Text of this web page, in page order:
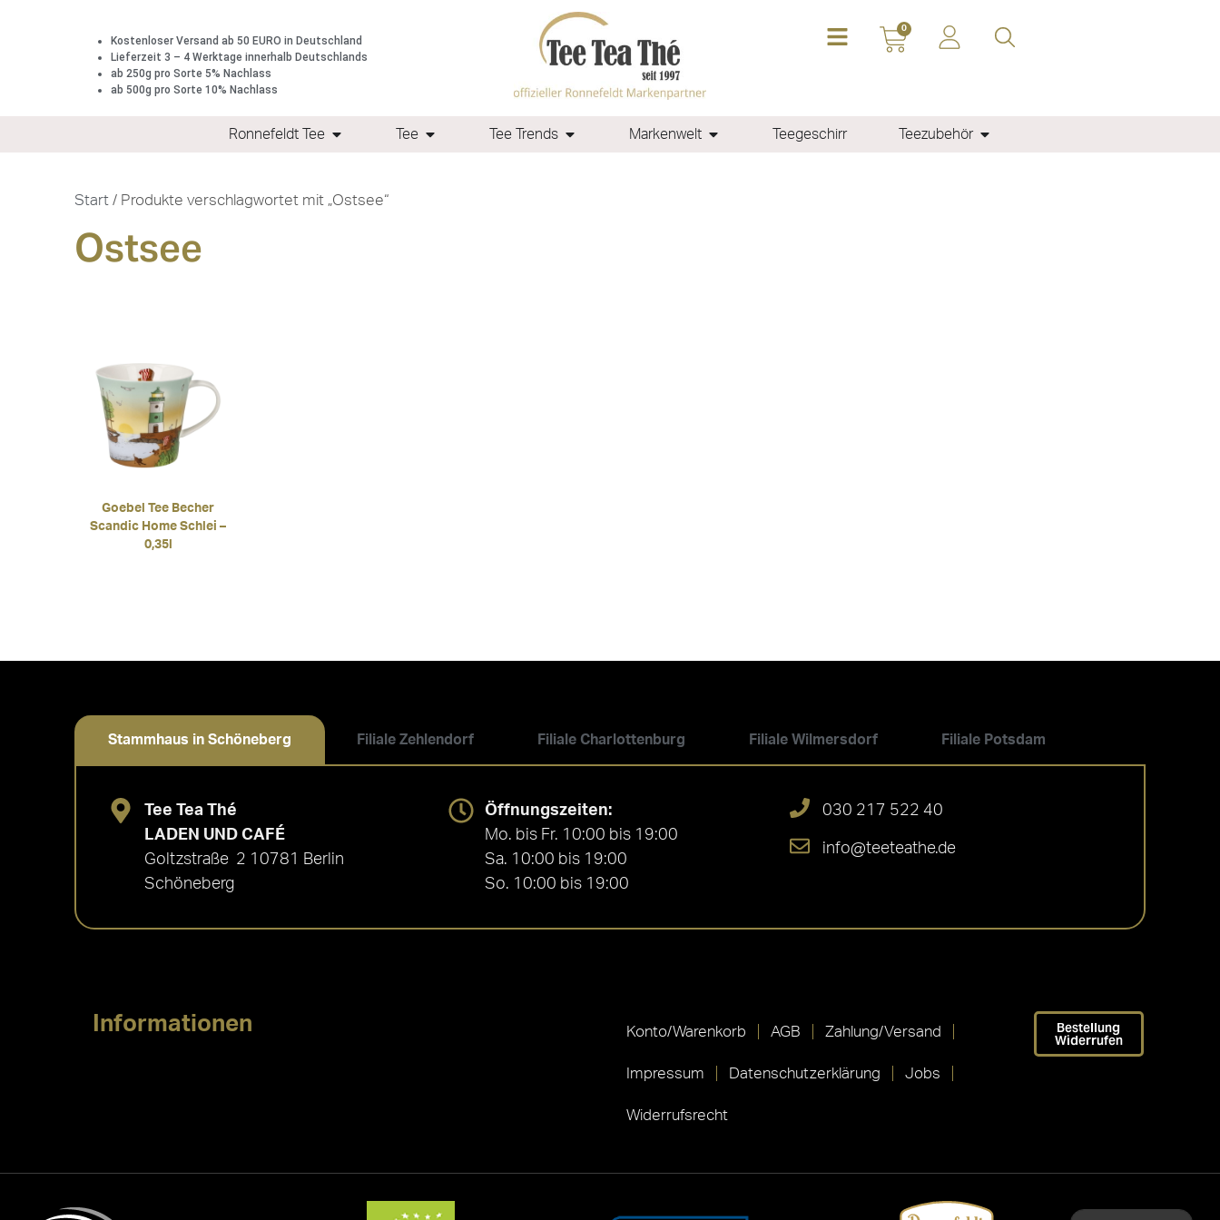
Kostenloser Versand ab 50 EURO in Deutschland
Lieferzeit 3 – 4 Werktage innerhalb Deutschlands
ab 250g pro Sorte 5% Nachlass
ab 500g pro Sorte 10% Nachlass
0
Ronnefeldt Tee Tee Tee Trends Markenwelt Teegeschirr Teezubehör
Start / Produkte verschlagwortet mit „Ostsee“
Ostsee
Goebel Tee Becher
Scandic Home Schlei –
0,35l
Stammhaus in Schöneberg Filiale Zehlendorf Filiale Charlottenburg Filiale Wilmersdorf Filiale Potsdam
Tee Tea Thé
LADEN UND CAFÉ
Goltzstraße 2 10781 Berlin
Schöneberg
Öffnungszeiten:
Mo. bis Fr. 10:00 bis 19:00
Sa. 10:00 bis 19:00
So. 10:00 bis 19:00
030 217 522 40
info@teeteathe.de
Informationen Konto/Warenkorb AGB Zahlung/Versand
Impressum Datenschutzerklärung Jobs
Widerrufsrecht
Bestellung
Widerrufen